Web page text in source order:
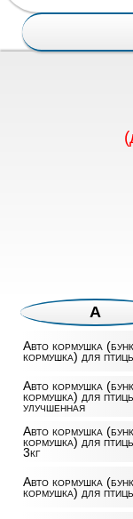
А
Авто кормушка
кормушка) для
Авто кормушка
кормушка) для
улучшенная
Авто кормушка
кормушка) для
3кг
Авто кормушка
кормушка) для